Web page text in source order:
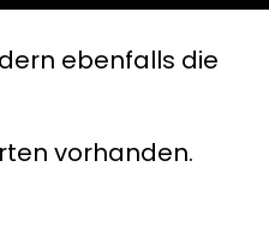
ebenfalls die
vorhanden.